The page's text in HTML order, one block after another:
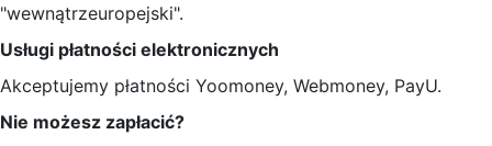
"wewnątrzeuropejski".
Usługi płatności elektronicznych
Akceptujemy płatności Yoomoney, Webmoney, PayU.
Nie możesz zapłacić?